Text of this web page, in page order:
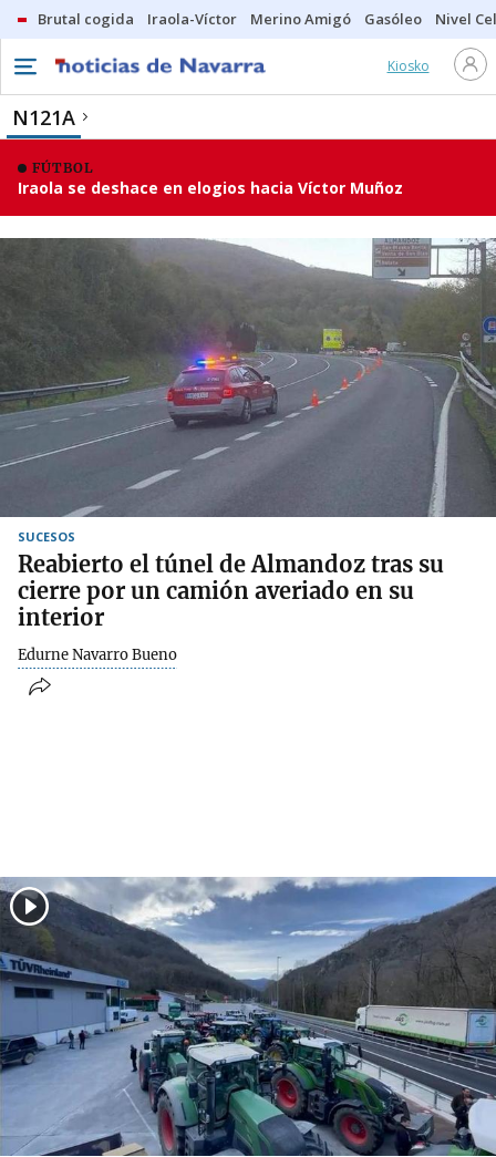
Brutal cogida Iraola-Víctor Merino Amigó Gasóleo Nivel
Kiosko
N121A
FÚTBOL
Iraola se deshace en elogios hacia Víctor Muñoz
SUCESOS
Reabierto el túnel de Almandoz tras su
cierre por un camión averiado en su
interior
Edurne Navarro Bueno